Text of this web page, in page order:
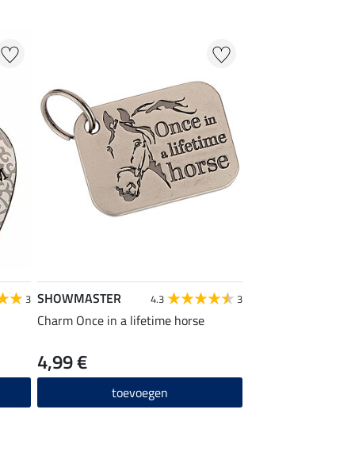
3 SHOWMASTER 4.3 3
Charm Once in a lifetime horse
4,99 €
toevoegen